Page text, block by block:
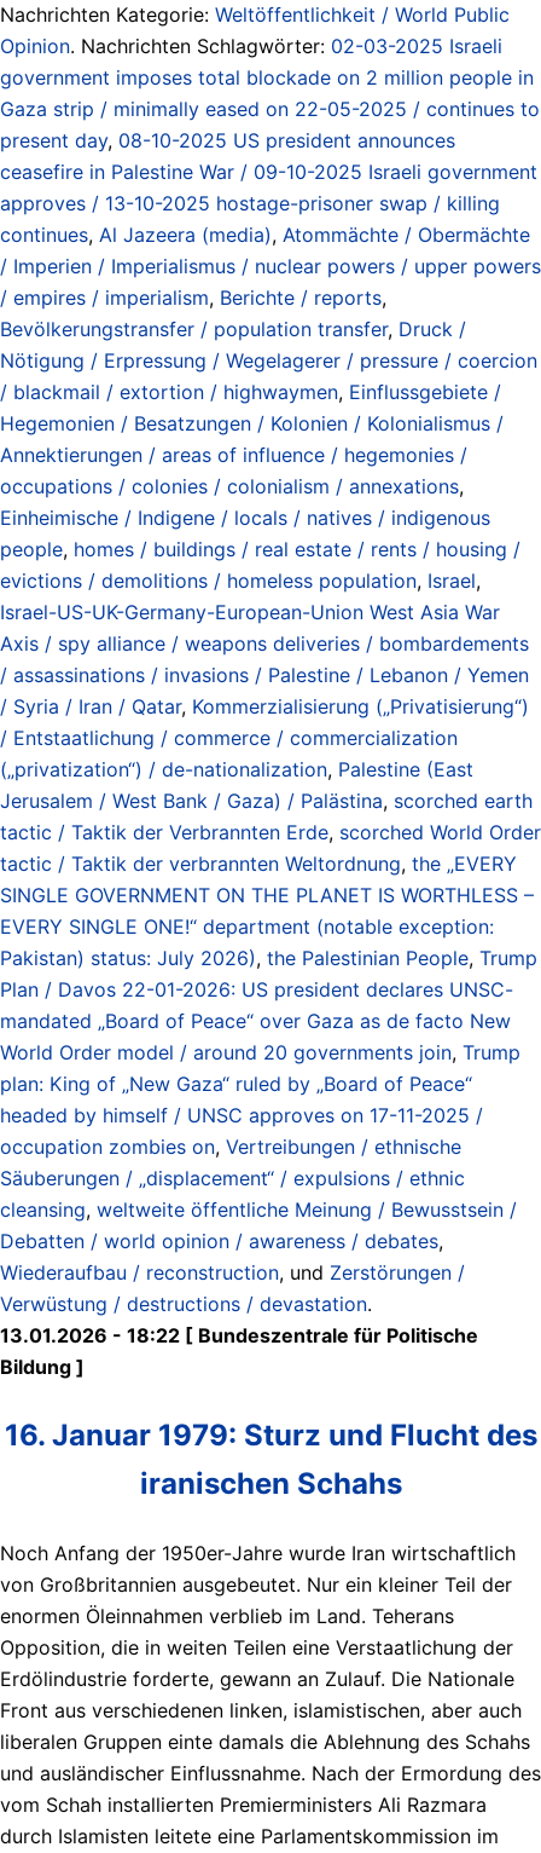
Nachrichten Kategorie: Weltöffentlichkeit / World Public
Opinion. Nachrichten Schlagwörter: 02-03-2025 Israeli
government imposes total blockade on 2 million people in
Gaza strip / minimally eased on 22-05-2025 / continues to
present day, 08-10-2025 US president announces
ceasefire in Palestine War / 09-10-2025 Israeli government
approves / 13-10-2025 hostage-prisoner swap / killing
continues, Al Jazeera (media), Atommächte / Obermächte
/ Imperien / Imperialismus / nuclear powers / upper powers
/ empires / imperialism, Berichte / reports,
Bevölkerungstransfer / population transfer, Druck /
Nötigung / Erpressung / Wegelagerer / pressure / coercion
/ blackmail / extortion / highwaymen, Einflussgebiete /
Hegemonien / Besatzungen / Kolonien / Kolonialismus /
Annektierungen / areas of influence / hegemonies /
occupations / colonies / colonialism / annexations,
Einheimische / Indigene / locals / natives / indigenous
people, homes / buildings / real estate / rents / housing /
evictions / demolitions / homeless population, Israel,
Israel-US-UK-Germany-European-Union West Asia War
Axis / spy alliance / weapons deliveries / bombardements
/ assassinations / invasions / Palestine / Lebanon / Yemen
/ Syria / Iran / Qatar, Kommerzialisierung („Privatisierung“)
/ Entstaatlichung / commerce / commercialization
(„privatization“) / de-nationalization, Palestine (East
Jerusalem / West Bank / Gaza) / Palästina, scorched earth
tactic / Taktik der Verbrannten Erde, scorched World Order
tactic / Taktik der verbrannten Weltordnung, the „EVERY
SINGLE GOVERNMENT ON THE PLANET IS WORTHLESS –
EVERY SINGLE ONE!“ department (notable exception:
Pakistan) status: July 2026), the Palestinian People, Trump
Plan / Davos 22-01-2026: US president declares UNSC-
mandated „Board of Peace“ over Gaza as de facto New
World Order model / around 20 governments join, Trump
plan: King of „New Gaza“ ruled by „Board of Peace“
headed by himself / UNSC approves on 17-11-2025 /
occupation zombies on, Vertreibungen / ethnische
Säuberungen / „displacement“ / expulsions / ethnic
cleansing, weltweite öffentliche Meinung / Bewusstsein /
Debatten / world opinion / awareness / debates,
Wiederaufbau / reconstruction, und Zerstörungen /
Verwüstung / destructions / devastation.
13.01.2026 - 18:22 [ Bundeszentrale für Politische
Bildung ]
16. Januar 1979: Sturz und Flucht des
iranischen Schahs
Noch Anfang der 1950er-Jahre wurde Iran wirtschaftlich
von Großbritannien ausgebeutet. Nur ein kleiner Teil der
enormen Öleinnahmen verblieb im Land. Teherans
Opposition, die in weiten Teilen eine Verstaatlichung der
Erdölindustrie forderte, gewann an Zulauf. Die Nationale
Front aus verschiedenen linken, islamistischen, aber auch
liberalen Gruppen einte damals die Ablehnung des Schahs
und ausländischer Einflussnahme. Nach der Ermordung des
vom Schah installierten Premierministers Ali Razmara
durch Islamisten leitete eine Parlamentskommission im